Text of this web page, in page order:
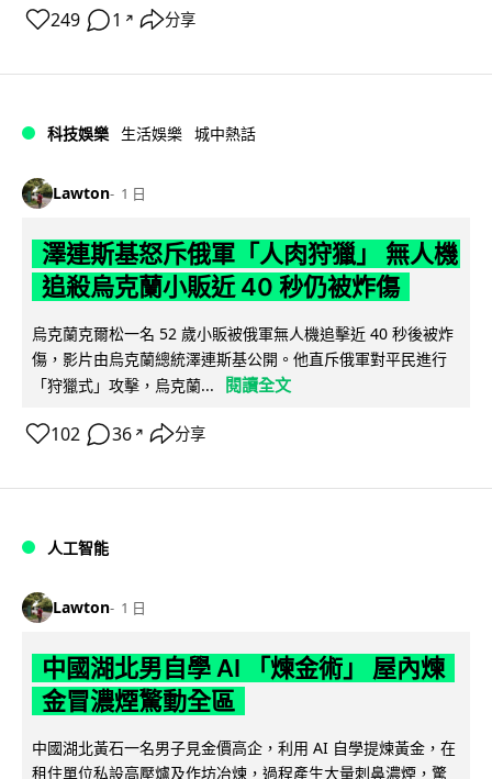
249 1 ↗ 分享
科技娛樂 生活娛樂 城中熱話
Lawton 1 日
澤連斯基怒斥俄軍「人肉狩獵」 無人機
追殺烏克蘭小販近 40 秒仍被炸傷
烏克蘭克爾松一名 52 歲小販被俄軍無人機追擊近 40 秒後被炸
傷，影片由烏克蘭總統澤連斯基公開。他直斥俄軍對平民進行
「狩獵式」攻擊，烏克蘭...
閱讀全文
102 36 ↗ 分享
人工智能
Lawton 1 日
中國湖北男自學 AI 「煉金術」 屋內煉
金冒濃煙驚動全區
中國湖北黃石一名男子見金價高企，利用 AI 自學提煉黃金，在
租住單位私設高壓爐及作坊冶煉，過程產生大量刺鼻濃煙，驚